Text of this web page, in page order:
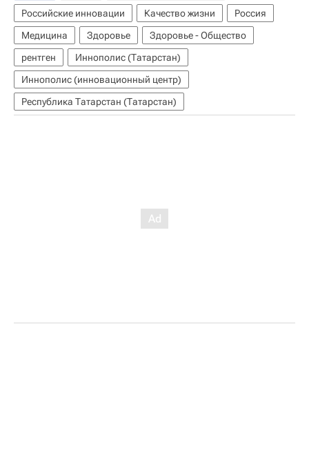
Российские инновации
Качество жизни
Россия
Медицина
Здоровье
Здоровье - Общество
рентген
Иннополис (Татарстан)
Иннополис (инновационный центр)
Республика Татарстан (Татарстан)